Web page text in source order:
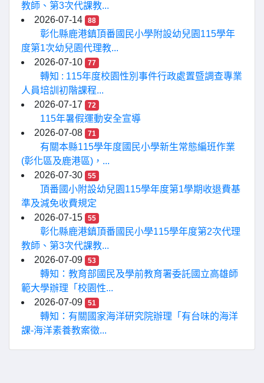
教師、第3次代課教...
2026-07-14
88
彰化縣鹿港鎮頂番國民小學附設幼兒園115學年
度第1次幼兒園代理教...
2026-07-10
77
轉知 : 115年度校園性別事件行政處置暨調查專業
人員培訓初階課程...
2026-07-17
72
115年暑假運動安全宣導
2026-07-08
71
有關本縣115學年度國民小學新生常態編班作業
(彰化區及鹿港區)，...
2026-07-30
55
頂番國小附設幼兒園115學年度第1學期收退費基
準及減免收費規定
2026-07-15
55
彰化縣鹿港鎮頂番國民小學115學年度第2次代理
教師、第3次代課教...
2026-07-09
53
轉知：教育部國民及學前教育署委託國立高雄師
範大學辦理「校園性...
2026-07-09
51
轉知：有關國家海洋研究院辦理「有台味的海洋
課-海洋素養教案徵...